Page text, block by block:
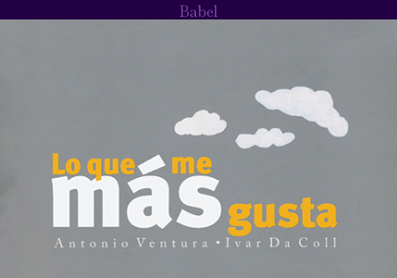
Babel